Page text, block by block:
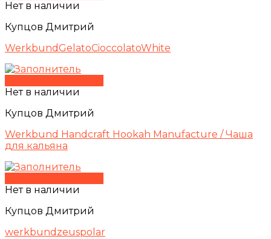
Нет в наличии
Купцов Дмитрий
WerkbundGelatoCioccolatoWhite
Нет в наличии
Купцов Дмитрий
Werkbund Handcraft Hookah Manufacture / Чаша
для кальяна
Нет в наличии
Купцов Дмитрий
werkbundzeuspolar